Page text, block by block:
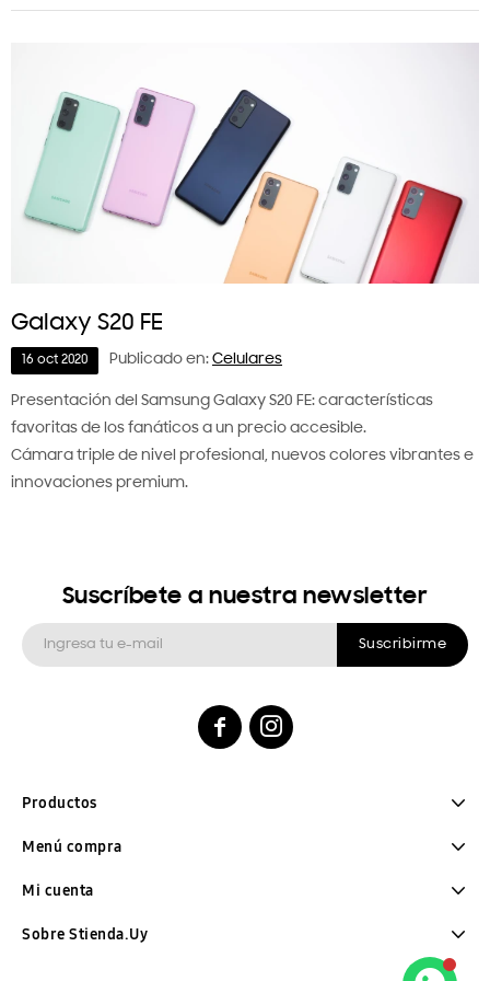
Galaxy S20 FE
16 oct 2020 Publicado en: Celulares
Presentación del Samsung Galaxy S20 FE: características
favoritas de los fanáticos a un precio accesible.
Cámara triple de nivel profesional, nuevos colores vibrantes e
innovaciones premium.
Sobre Stienda.Uy
Menú compra
Mi cuenta
Productos
Suscríbete a nuestra newsletter
Suscribirme
 